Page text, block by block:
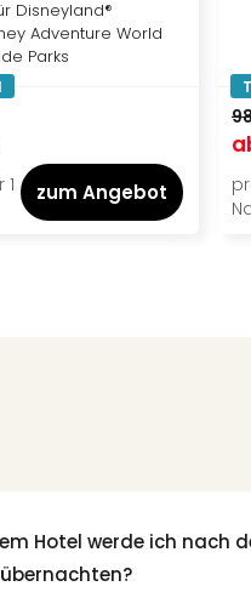
Disneyland®
Adventure World
Parks
zum Angebot
Hotel werde ich nach